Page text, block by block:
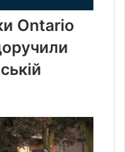
Ontario